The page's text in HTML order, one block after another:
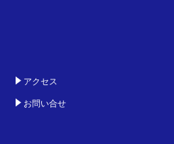
アクセス
お問い合せ